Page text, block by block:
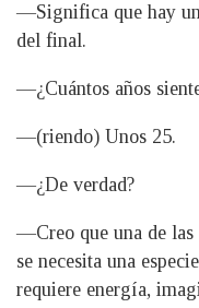
—Significa que hay
del final.
—¿Cuántos años
—(riendo) Unos 25.
—¿De verdad?
—Creo que una de las
se necesita una
requiere energía,